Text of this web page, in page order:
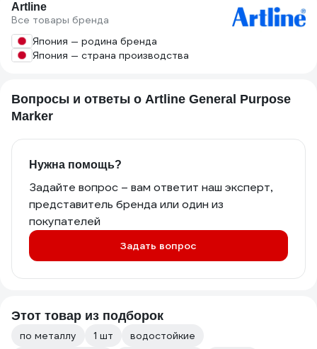
Artline
Все товары бренда
Япония — родина бренда
Япония — страна производства
Вопросы и ответы о Artline General Purpose
Marker
Нужна помощь?
Задайте вопрос – вам ответит наш эксперт,
представитель бренда или один из
покупателей
Задать вопрос
Этот товар из подборок
по металлу 1 шт
водостойкие